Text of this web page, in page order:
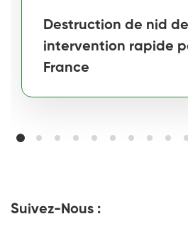
Destruction de nid
intervention rapide
France
Suivez-Nous :